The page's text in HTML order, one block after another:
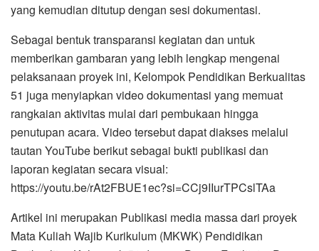
yang kemudian ditutup dengan sesi dokumentasi.
Sebagai bentuk transparansi kegiatan dan untuk
memberikan gambaran yang lebih lengkap mengenai
pelaksanaan proyek ini, Kelompok Pendidikan Berkualitas
51 juga menyiapkan video dokumentasi yang memuat
rangkaian aktivitas mulai dari pembukaan hingga
penutupan acara. Video tersebut dapat diakses melalui
tautan YouTube berikut sebagai bukti publikasi dan
laporan kegiatan secara visual:
https://youtu.be/rAt2FBUE1ec?si=CCj9IIurTPCslTAa
Artikel ini merupakan Publikasi media massa dari proyek
Mata Kuliah Wajib Kurikulum (MKWK) Pendidikan